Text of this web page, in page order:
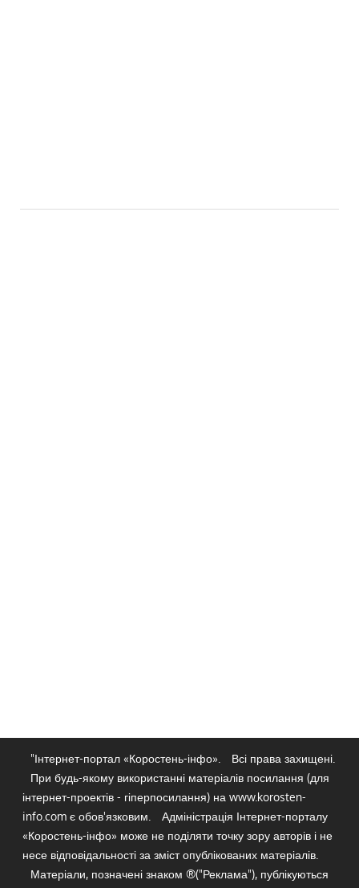
"Інтернет-портал «Коростень-інфо».
Всі права захищені.
При будь-якому використанні матеріалів посилання (для
інтернет-проектів - гіперпосилання) на www.korosten-
info.com є обов'язковим.
Адміністрація Інтернет-порталу
«Коростень-інфо» може не поділяти точку зору авторів і не
несе відповідальності за зміст опублікованих матеріалів.
Матеріали, позначені знаком ®("Реклама"), публікуються